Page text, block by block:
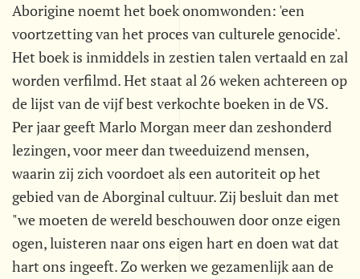
Aborigine noemt het boek onomwonden: 'een
voortzetting van het proces van culturele genocide'.
Het boek is inmiddels in zestien talen vertaald en zal
worden verfilmd. Het staat al 26 weken achtereen op
de lijst van de vijf best verkochte boeken in de VS.
Per jaar geeft Marlo Morgan meer dan zeshonderd
lezingen, voor meer dan tweeduizend mensen,
waarin zij zich voordoet als een autoriteit op het
gebied van de Aborginal cultuur. Zij besluit dan met
"we moeten de wereld beschouwen door onze eigen
ogen, luisteren naar ons eigen hart en doen wat dat
hart ons ingeeft. Zo werken we gezamenlijk aan de